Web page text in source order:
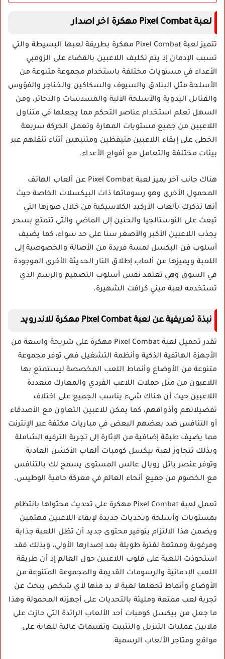
لعبة Pixel Combat مهكرة اخر اصدار
تتميز لعبة Pixel Combat مهكرة بطريقة لعبها البسيطة والتي
تسبب الإدمان إذ يتم تكليف اللاعبين بالقضاء على الزومبي
الأعداء في مستويات مختلفة باستخدام مجموعة متنوعة من
الأسلحة مثل البنادق والسيوف والسكاكين والخناجر والفؤوس
والقنابل اليدوية والأسلحة الآلية والمسدسات والذخائر، ومن
السهل تعلم استخدام عناصر التحكم مما يجعلها في متناول
اللاعبين من جميع مستويات المهارة وتعمل الحركة سريعة
الخطى على إبقاء اللاعبين متيقظين ومتنبهين أثناء تنقلهم عبر
بيئات مختلفة والتعامل مع أفواج الأعداء.
هناك جانب آخر يميز لعبة Pixel Combat عن ألعاب الهاتف
المحمول الأخرى وهو رسوماتها ذات البيكسلات الخاصة حيث
أنها تذكرك بألعاب الأركيد الكلاسيكية من خلال صورها التي
تبعث على النوستالجيا والحنين إلى الماضي والتي تتمتع بسحر
يجذب اللاعبين الأكبر والأصغر سنا على حد سواء، كما يضيف
أسلوب فن البكسل لمسة فريدة من الأصالة والخصوصية إلى
اللعبة ويميزها عن ألعاب إطلاق النار الحديثة الأخرى الموجودة
في السوق وهي تعتمد نفس أسلوب التصميم والرسم الذي
تستخدمه لعبة ميني كرافت الشهيرة.
نبذة تعريفية عن لعبة Pixel Combat مهكرة للاندرويد
تقدر تحميل لعبة Pixel Combat مهكرة على شريحة واسعة من
الأجهزة الهاتفية الذكية وأنظمة التشغيل فهي توفر مجموعة
متنوعة من الأوضاع وأنماط اللعب المخصصة ليستمتع بها
اللاعبون من مثل حملات اللاعب الفردي والمعارك متعددة
اللاعبين حيث أن هناك شيء يناسب الجميع على اختلاف
تفضيلاتهم وأذواقهم، كما يمكن للاعبين التعاون مع الأصدقاء
أو التنافس ضد بعضهم البعض في مباريات مكثفة عبر الإنترنت
مما يضيف طبقة إضافية من الإثارة إلى تجربة الترفيه الشاملة
وبذلك تتجاوز لعبة بيكسل كومبات ألعاب الأكشن العادية
وتوفر عنصر باتل رويال عالس المستوى يسمج لك بالتنافس
مع الخصوم من جميع أنحاء العالم في معركة حامية الوطيس.
تعمل لعبة Pixel Combat مهكرة على تحديث محتواها بانتظام
بمستويات وأسلحة وتحديات جديدة لإبقاء اللاعبين مهتمين
ويضمن هذا الالتزام بتوفير محتوى جديد أن تظل اللعبة جذابة
ومرغوبة وممتعة لفترة طويلة بعد إصدارها الأولي، وبذلك فقد
استحوذت اللعبة على قلوب اللاعبين حول العالم إذ أن طريقة
اللعب الإدمانية والرسومات القديمة والمجموعة المتنوعة من
الأوضاع وأنماط تجعلها لعبة لا بد منها لأي شخص يبحث عن
تجربة لعب ممتعة ومليئة بالتحديات على أجهزته المحمولة وهذا
ما جعل من بيكسل كومبات أحد الألعاب الرائدة التي حازت على
ملايين عمليات التنزيل والتثبيت وتقييمات عالية للغاية على
مواقع ومتاجر الألعاب الرسمية.